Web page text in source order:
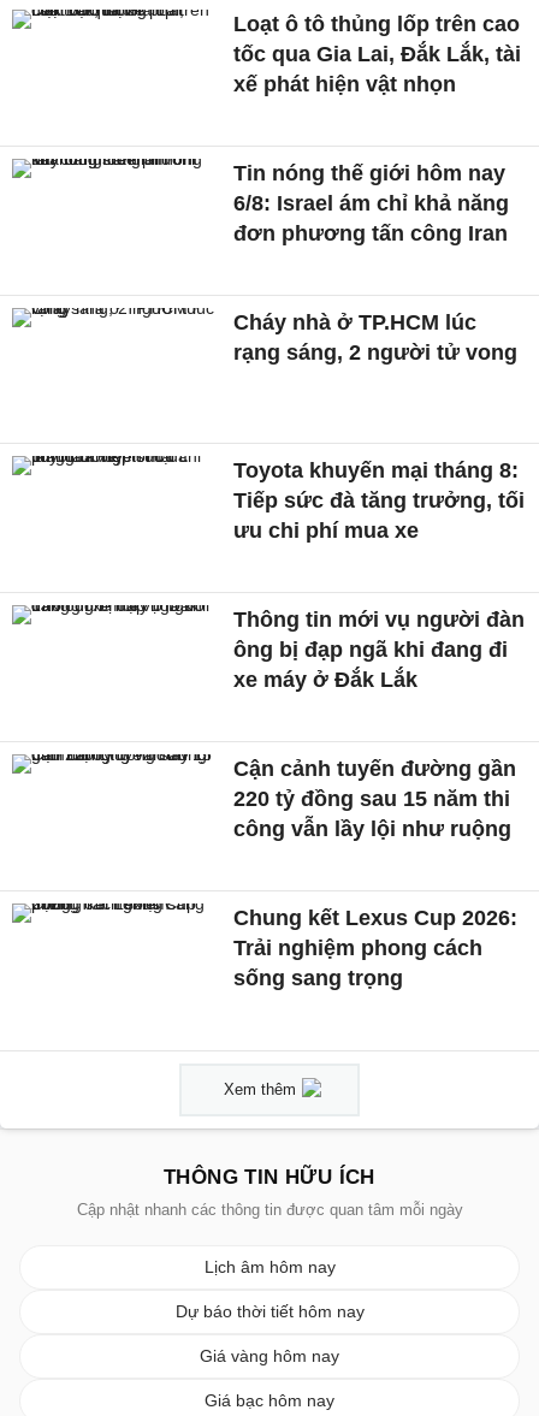
Loạt ô tô thủng lốp trên cao
tốc qua Gia Lai, Đắk Lắk, tài
xế phát hiện vật nhọn
Tin nóng thế giới hôm nay
6/8: Israel ám chỉ khả năng
đơn phương tấn công Iran
Cháy nhà ở TP.HCM lúc
rạng sáng, 2 người tử vong
Toyota khuyến mại tháng 8:
Tiếp sức đà tăng trưởng, tối
ưu chi phí mua xe
Thông tin mới vụ người đàn
ông bị đạp ngã khi đang đi
xe máy ở Đắk Lắk
Cận cảnh tuyến đường gần
220 tỷ đồng sau 15 năm thi
công vẫn lầy lội như ruộng
Chung kết Lexus Cup 2026:
Trải nghiệm phong cách
sống sang trọng
Xem thêm
THÔNG TIN HỮU ÍCH
Cập nhật nhanh các thông tin được quan tâm mỗi ngày
Lịch âm hôm nay
Dự báo thời tiết hôm nay
Giá vàng hôm nay
Giá bạc hôm nay